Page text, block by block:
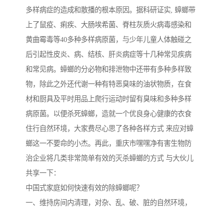
多样病症的造成和散播的根本原因。据科研证实, 蟑螂带
上了鼠疫、痢疾、大肠埃希菌、脊柱灰质火病毒感染和
黄曲霉毒等40多种多样病原菌，与少年儿童人体触碰之
后引起性皮炎、病、结核、肝炎病症等十几种常见疾病
和常见病。蟑螂的分必物和排泄物中还带有多种多样致
物，除此之外还代谢一种有特恶臭味的油状物质，在食
材和厨具及平时用品上爬行运动时留有臭味和多种多样
病原菌。以便杀死蟑螂，造就一个优良身心健康的衣食
住行自然环境，大家费尽心思了各种各样方式 来应对蟑
螂这一不要命的小杰。再此，重庆市嘿嘿净有害生物防
治企业将几类非常简单有效的灭杀蟑螂的方式 与大伙儿
共享一下：
中国式家庭如何快速有效的除蟑螂呢？
一、维持房间内清理，对杂、乱、破、脏的自然环境，